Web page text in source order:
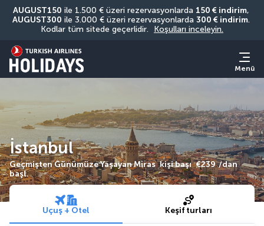
AUGUST150 ile 1.500 € üzeri rezervasyonlarda 150 € indirim
AUGUST300 ile 3.000 € üzeri rezervasyonlarda 300 € indirim.
Kodlar tüm sitede geçerlidir.
Koşulları inceleyin.
Menü
İstanbul
Geçmişten Günümüze Yaşayan Miras kişi başı €239 /dan
başl.
Uçuş + Otel Keşif turları